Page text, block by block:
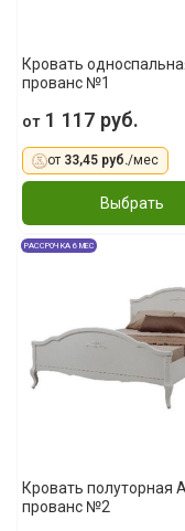
Кровать
прованс №1
от1 117 руб.
от 33,45 руб./мес
Выбрать
РАССРОЧКА 6 МЕС
Кровать полуторная
прованс №2